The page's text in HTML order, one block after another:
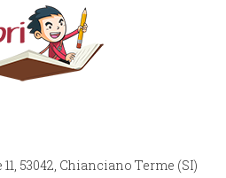
53042, Chianciano Terme (SI)